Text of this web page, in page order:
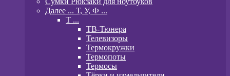
Далее ... Т, У, Ф ...
T ...
ТВ-Тюнера
Телевизоры
Термокружки
Термопоты
Термосы